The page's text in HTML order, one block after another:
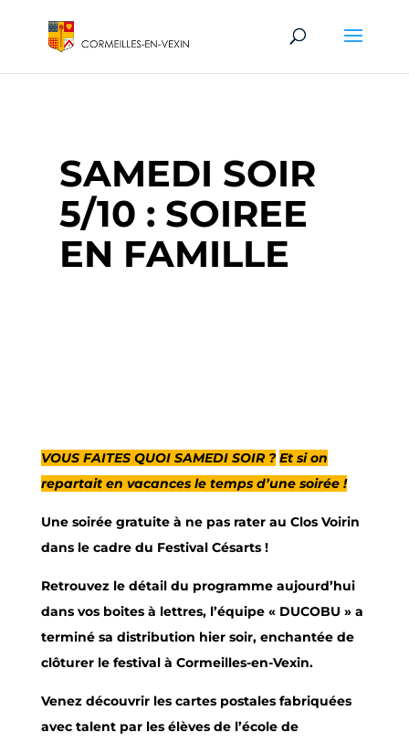
SAMEDI SOIR
5/10 : SOIREE
EN FAMILLE
VOUS FAITES QUOI SAMEDI SOIR ? Et si on
repartait en vacances le temps d’une soirée !
Une soirée gratuite à ne pas rater au Clos Voirin
dans le cadre du Festival Césarts !
Retrouvez le détail du programme aujourd’hui
dans vos boites à lettres, l’équipe « DUCOBU » a
terminé sa distribution hier soir, enchantée de
clôturer le festival à Cormeilles-en-Vexin.
Venez découvrir les cartes postales fabriquées
avec talent par les élèves de l’école de